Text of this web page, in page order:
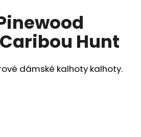
Hunt
dámské kalhoty kalhoty.